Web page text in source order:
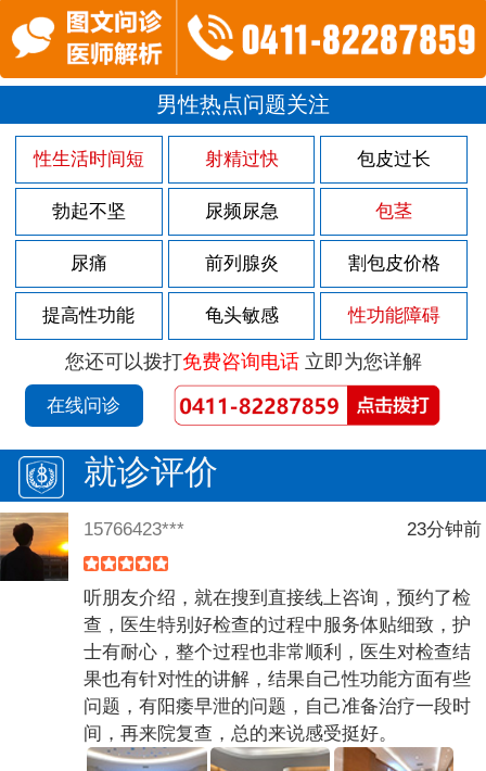
男性热点问题关注
性生活时间短 射精过快 包皮过长
勃起不坚 尿频尿急 包茎
尿痛 前列腺炎 割包皮价格
提高性功能 龟头敏感 性功能障碍
您还可以拨打免费咨询电话立即为您详解
在线问诊
就诊评价
15766423*** 23分钟前
听朋友介绍，就在搜到直接线上咨询，预约了检
查，医生特别好检查的过程中服务体贴细致，护
士有耐心，整个过程也非常顺利，医生对检查结
果也有针对性的讲解，结果自己性功能方面有些
问题，有阳痿早泄的问题，自己准备治疗一段时
间，再来院复查，总的来说感受挺好。